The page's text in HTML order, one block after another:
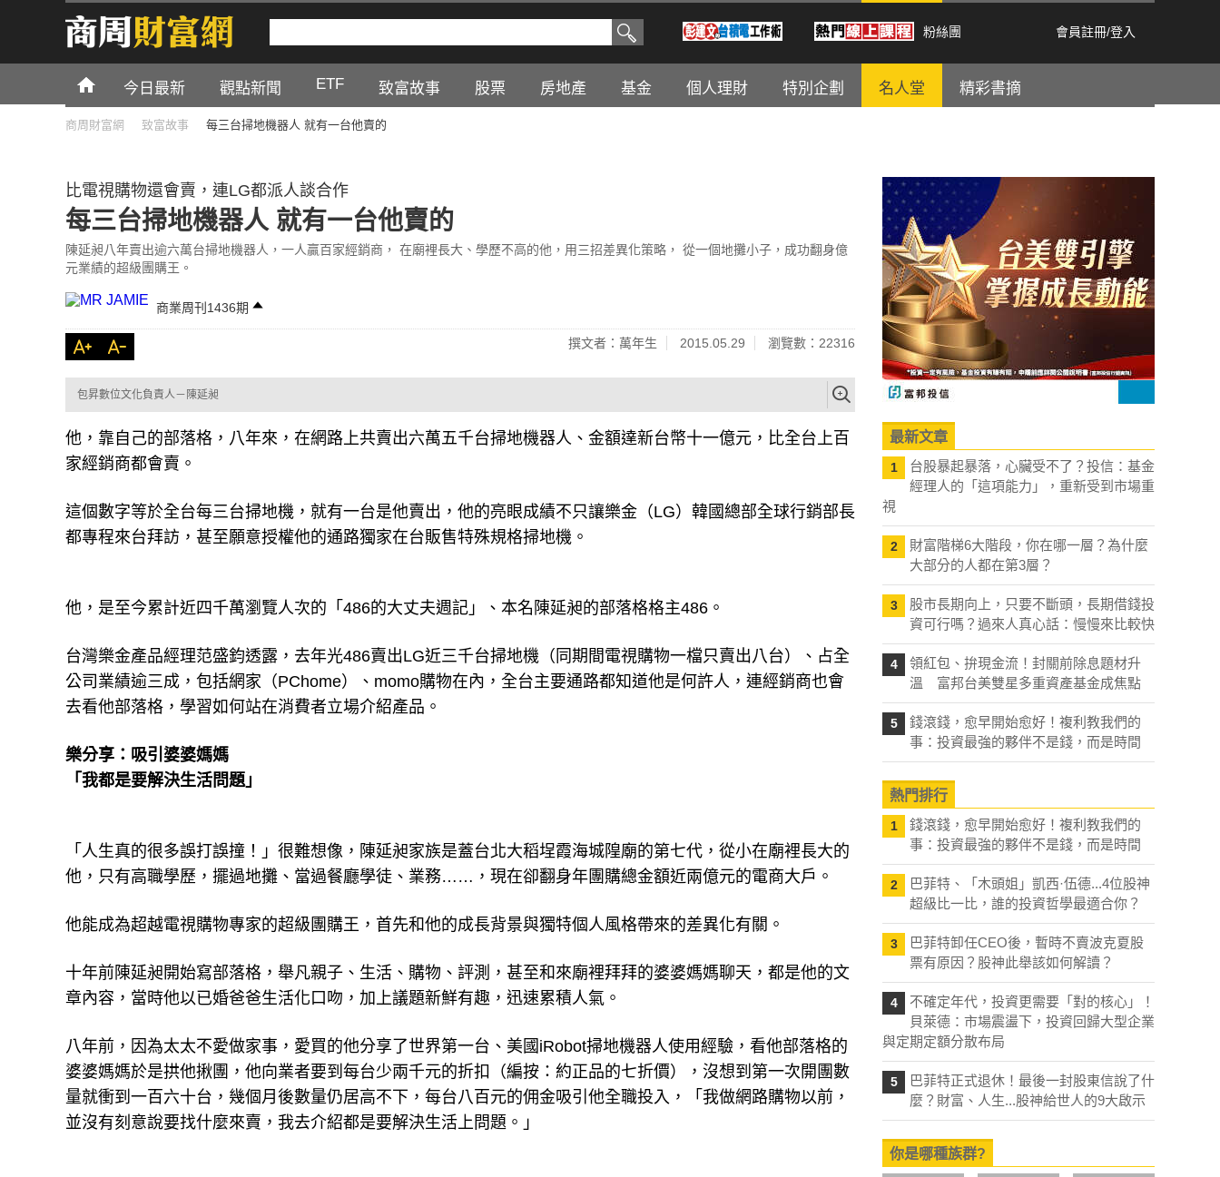
粉絲團 會員註冊/登入
今日最新 觀點新聞 ETF 致富故事 股票 房地產 基金 個人理財 特別企劃 名人堂 精彩書摘
商周財富網 致富故事 每三台掃地機器人 就有一台他賣的
比電視購物還會賣，連LG都派人談合作
每三台掃地機器人 就有一台他賣的
陳延昶八年賣出逾六萬台掃地機器人，一人贏百家經銷商， 在廟裡長大、學歷不高的他，用三招差異化策略， 從一個地攤小子，成功翻身億
元業績的超級團購王。
商業周刊1436期
撰文者：萬年生 2015.05.29 瀏覽數：22316
包昇數位文化負責人－陳延昶
他，靠自己的部落格，八年來，在網路上共賣出六萬五千台掃地機器人、金額達新台幣十一億元，比全台上百
家經銷商都會賣。
這個數字等於全台每三台掃地機，就有一台是他賣出，他的亮眼成績不只讓樂金（LG）韓國總部全球行銷部長
都專程來台拜訪，甚至願意授權他的通路獨家在台販售特殊規格掃地機。
他，是至今累計近四千萬瀏覽人次的「486的大丈夫週記」、本名陳延昶的部落格格主486。
台灣樂金產品經理范盛鈞透露，去年光486賣出LG近三千台掃地機（同期間電視購物一檔只賣出八台）、占全
公司業績逾三成，包括網家（PChome）、momo購物在內，全台主要通路都知道他是何許人，連經銷商也會
去看他部落格，學習如何站在消費者立場介紹產品。
樂分享：吸引婆婆媽媽
「我都是要解決生活問題」
「人生真的很多誤打誤撞！」很難想像，陳延昶家族是蓋台北大稻埕霞海城隍廟的第七代，從小在廟裡長大的
他，只有高職學歷，擺過地攤、當過餐廳學徒、業務……，現在卻翻身年團購總金額近兩億元的電商大戶。
他能成為超越電視購物專家的超級團購王，首先和他的成長背景與獨特個人風格帶來的差異化有關。
十年前陳延昶開始寫部落格，舉凡親子、生活、購物、評測，甚至和來廟裡拜拜的婆婆媽媽聊天，都是他的文
章內容，當時他以已婚爸爸生活化口吻，加上議題新鮮有趣，迅速累積人氣。
八年前，因為太太不愛做家事，愛買的他分享了世界第一台、美國iRobot掃地機器人使用經驗，看他部落格的
婆婆媽媽於是拱他揪團，他向業者要到每台少兩千元的折扣（編按：約正品的七折價），沒想到第一次開團數
量就衝到一百六十台，幾個月後數量仍居高不下，每台八百元的佣金吸引他全職投入，「我做網路購物以前，
並沒有刻意說要找什麼來賣，我去介紹都是要解決生活上問題。」
最新文章
1
台股暴起暴落，心臟受不了？投信：基金
經理人的「這項能力」，重新受到市場重
視
2
財富階梯6大階段，你在哪一層？為什麼
大部分的人都在第3層？
3
股市長期向上，只要不斷頭，長期借錢投
資可行嗎？過來人真心話：慢慢來比較快
4
領紅包、拚現金流！封關前除息題材升
溫 富邦台美雙星多重資產基金成焦點
5
錢滾錢，愈早開始愈好！複利教我們的
事：投資最強的夥伴不是錢，而是時間
熱門排行
1
錢滾錢，愈早開始愈好！複利教我們的
事：投資最強的夥伴不是錢，而是時間
2
巴菲特、「木頭姐」凱西·伍德...4位股神
超級比一比，誰的投資哲學最適合你？
3
巴菲特卸任CEO後，暫時不賣波克夏股
票有原因？股神此舉該如何解讀？
4
不確定年代，投資更需要「對的核心」！
貝萊德：市場震盪下，投資回歸大型企業
與定期定額分散布局
5
巴菲特正式退休！最後一封股東信說了什
麼？財富、人生...股神給世人的9大啟示
你是哪種族群?